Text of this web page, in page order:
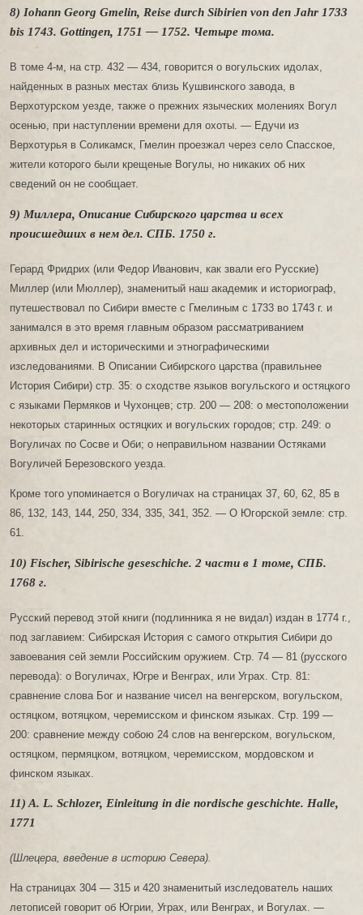
8) Iohann Georg Gmelin, Reise durch Sibirien von den Jahr 1733
bis 1743. Gottingen, 1751 — 1752. Четыре тома.
В томе 4-м, на стр. 432 — 434, говорится о вогульских идолах,
найденных в разных местах близь Кушвинского завода, в
Верхотурском уезде, также о прежних языческих молениях Вогул
осенью, при наступлении времени для охоты. — Едучи из
Верхотурья в Соликамск, Гмелин проезжал через село Спасское,
жители которого были крещеные Вогулы, но никаких об них
сведений он не сообщает.
9) Миллера, Описание Сибирского царства и всех
происшедших в нем дел. СПБ. 1750 г.
Герард Фридрих (или Федор Иванович, как звали его Русские)
Миллер (или Мюллер), знаменитый наш академик и историограф,
путешествовал по Сибири вместе с Гмелиным с 1733 во 1743 г. и
занимался в это время главным образом рассматриванием
архивных дел и историческими и этнографическими
изследованиями. В Описании Сибирского царства (правильнее
История Сибири) стр. 35: о сходстве языков вогульского и остяцкого
с языками Пермяков и Чухонцев; стр. 200 — 208: о местоположении
некоторых старинных остяцких и вогульских городов; стр. 249: о
Вогуличах по Сосве и Оби; о неправильном названии Остяками
Вогуличей Березовского уезда.
Кроме того упоминается о Вогуличах на страницах 37, 60, 62, 85 в
86, 132, 143, 144, 250, 334, 335, 341, 352. — О Югорской земле: стр.
61.
10) Fischer, Sibirische geseschiche. 2 части в 1 томе, СПБ.
1768 г.
Русский перевод этой книги (подлинника я не видал) издан в 1774 г.,
под заглавием: Сибирская История с самого открытия Сибири до
завоевания сей земли Российским оружием. Стр. 74 — 81 (русского
перевода): о Вогуличах, Югре и Венграх, или Уграх. Стр. 81:
сравнение слова Бог и название чисел на венгерском, вогульском,
остяцком, вотяцком, черемисском и финском языках. Стр. 199 —
200: сравнение между собою 24 слов на венгерском, вогульском,
остяцком, пермяцком, вотяцком, черемисском, мордовском и
финском языках.
11) A. L. Schlozer, Einleitung in die nordische geschichte. Halle,
1771
(Шлецера, введение в историю Севера).
На страницах 304 — 315 и 420 знаменитый изследователь наших
летописей говорит об Югрии, Уграх, или Венграх, и Вогулах. —